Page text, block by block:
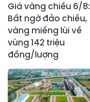
Giá vàng chiều 6/8:
Bất ngờ đảo chiều,
vàng miếng lùi về
vùng 142 triệu
đồng/lượng